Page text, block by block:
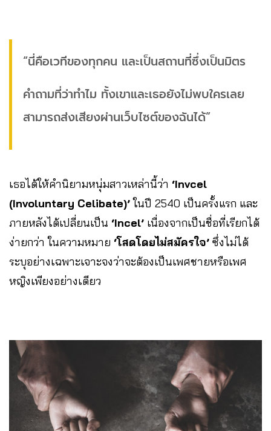
“นี่คือเวทีของทุกคน และเป็นสถานที่ซึ่งเป็นมิตร
คำถามที่ว่าทำไม ทั้งเขาและเธอยังไม่พบใครเลย
สามารถส่งเสียงผ่านเว็บไซต์ของฉันได้”
เธอได้ให้คำนิยามหนุ่มสาวเหล่านี้ว่า ‘Invcel
(Involuntary Celibate)’ในปี 2540 เป็นครั้งแรก และ
ภายหลังได้เปลี่ยนเป็น ‘Incel’ เนื่องจากเป็นชื่อที่เรียกได้
ง่ายกว่า ในความหมาย ‘โสดโดยไม่สมัครใจ’ ซึ่งไม่ได้
ระบุอย่างเฉพาะเจาะจงว่าจะต้องเป็นเพศชายหรือเพศ
หญิงเพียงอย่างเดียว